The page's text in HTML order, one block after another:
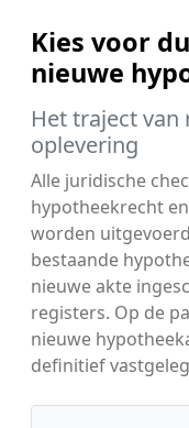
Kies voor
nieuwe
Het traject
oplevering
Alle juridische
hypotheekrecht
worden
bestaande
nieuwe akte
registers. Op de
nieuwe
definitief